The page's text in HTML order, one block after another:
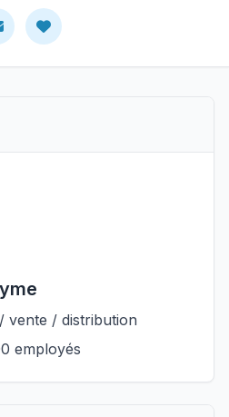
vente / distribution
employés